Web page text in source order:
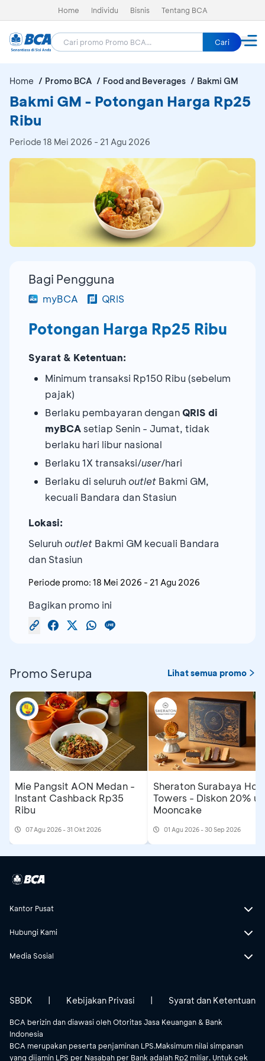
Home Individu Bisnis Tentang BCA
Cari
Home Promo BCA Food and Beverages Bakmi GM
Bakmi GM - Potongan Harga Rp25
Ribu
Periode 18 Mei 2026 - 21 Agu 2026
Bagi Pengguna
myBCA QRIS
Potongan Harga Rp25 Ribu
Syarat & Ketentuan:
Minimum transaksi Rp150 Ribu (sebelum
pajak)
Berlaku pembayaran dengan QRIS di
myBCA setiap Senin - Jumat, tidak
berlaku hari libur nasional
Berlaku 1X transaksi/user/hari
Berlaku di seluruh outlet Bakmi GM,
kecuali Bandara dan Stasiun
Lokasi:
Seluruh outlet Bakmi GM kecuali Bandara
dan Stasiun
Periode promo: 18 Mei 2026 - 21 Agu 2026
Bagikan promo ini
Promo Serupa Lihat semua promo
Mie Pangsit AON Medan -
Instant Cashback Rp35
Ribu
07 Agu 2026 - 31 Okt 2026
Sheraton Surabaya
Towers - Diskon 20%
Mooncake
01 Agu 2026 - 30 Sep 2026
Kantor Pusat
Hubungi Kami
Media Sosial
BCA berizin dan diawasi oleh Otoritas Jasa Keuangan & Bank
Indonesia
BCA merupakan peserta penjaminan LPS.Maksimum nilai simpanan
yang dijamin LPS per Nasabah per Bank adalah Rp2 miliar. Untuk cek
SBDK | Kebijakan Privasi | Syarat dan Ketentuan